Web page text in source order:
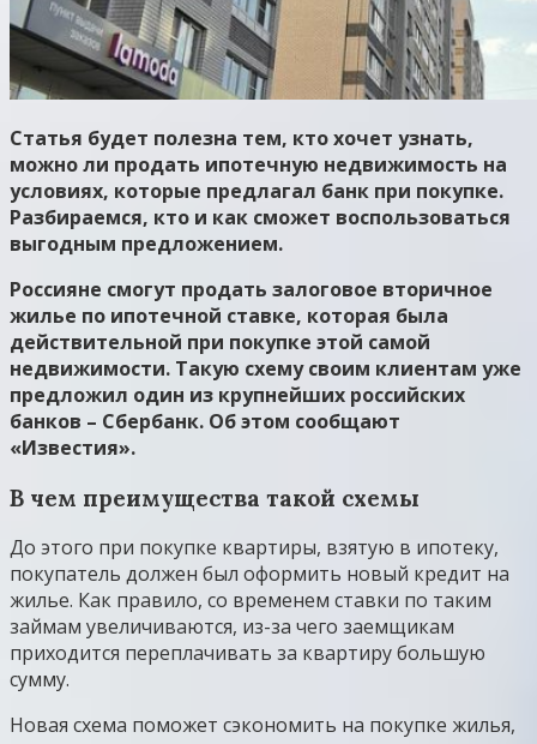
Статья будет полезна тем, кто хочет узнать,
можно ли продать ипотечную недвижимость на
условиях, которые предлагал банк при покупке.
Разбираемся, кто и как сможет воспользоваться
выгодным предложением.
Россияне смогут продать залоговое вторичное
жилье по ипотечной ставке, которая была
действительной при покупке этой самой
недвижимости. Такую схему своим клиентам уже
предложил один из крупнейших российских
банков – Сбербанк. Об этом сообщают
«Известия».
В чем преимущества такой схемы
До этого при покупке квартиры, взятую в ипотеку,
покупатель должен был оформить новый кредит на
жилье. Как правило, со временем ставки по таким
займам увеличиваются, из-за чего заемщикам
приходится переплачивать за квартиру большую
сумму.
Новая схема поможет сэкономить на покупке жилья,